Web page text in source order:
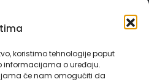
koristimo tehnologije poput
informacijama o uređaju.
će nam omogućiti da